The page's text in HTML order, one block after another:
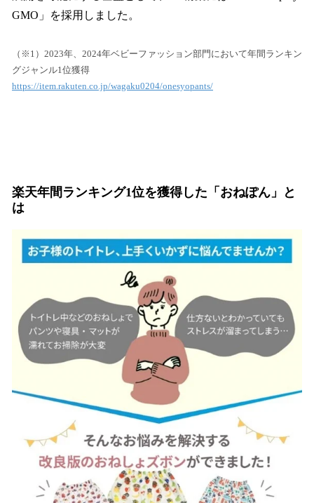
GMO」を採用しました。
（※1）2023年、2024年ベビーファッション部門において年間ランキン
グジャンル1位獲得
https://item.rakuten.co.jp/wagaku0204/onesyopants/
楽天年間ランキング1位を獲得した「おねぽん」と
は